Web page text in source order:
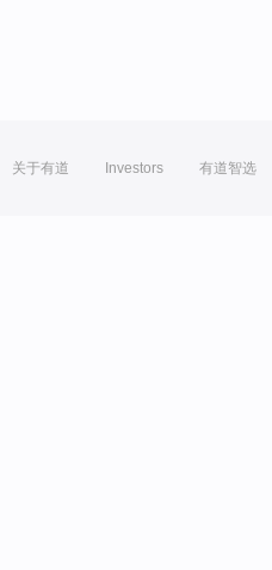
关于有道 Investors 有道智选